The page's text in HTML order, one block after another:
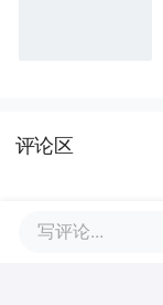
评论区
写评论...